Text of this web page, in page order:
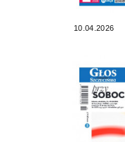
10.04.2026